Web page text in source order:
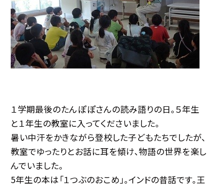
１学期最後のたんぽぽさんの読み語りの日。５年生
と１年生の教室に入ってくださいました。
暑い中汗をかきながら登校した子どもたちでしたが、
教室でゆったりとお話に耳を傾け、物語の世界を楽し
んでいました。
5年生の本は「１つぶのおこめ」。インドの昔話です。王